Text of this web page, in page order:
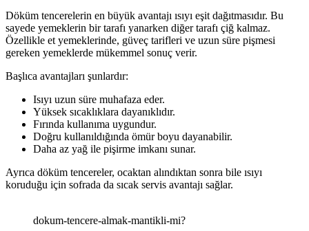
Döküm tencerelerin en büyük avantajı ısıyı eşit dağıtmasıdır. Bu
sayede yemeklerin bir tarafı yanarken diğer tarafı çiğ kalmaz.
Özellikle et yemeklerinde, güveç tarifleri ve uzun süre pişmesi
gereken yemeklerde mükemmel sonuç verir.
Başlıca avantajları şunlardır:
Isıyı uzun süre muhafaza eder.
Yüksek sıcaklıklara dayanıklıdır.
Fırında kullanıma uygundur.
Doğru kullanıldığında ömür boyu dayanabilir.
Daha az yağ ile pişirme imkanı sunar.
Ayrıca döküm tencereler, ocaktan alındıktan sonra bile ısıyı
koruduğu için sofrada da sıcak servis avantajı sağlar.
dokum-tencere-almak-mantikli-mi?